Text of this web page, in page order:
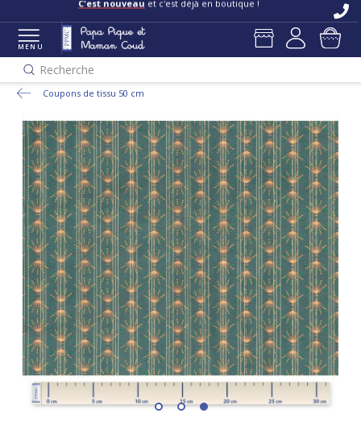
C'est nouveau et c'est déjà en boutique !
MENU
Recherche
Coupons de tissu 50 cm